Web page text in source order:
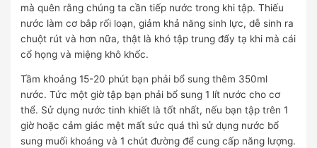
mà quên rằng chúng ta cần tiếp nước trong khi tập. Thiếu
nước làm cơ bắp rối loạn, giảm khả năng sinh lực, dễ sinh ra
chuột rút và hơn nữa, thật là khó tập trung đẩy tạ khi mà cái
cổ họng và miệng khô khốc.
Tầm khoảng 15-20 phút bạn phải bổ sung thêm 350ml
nước. Tức một giờ tập bạn phải bổ sung 1 lít nước cho cơ
thể. Sử dụng nước tinh khiết là tốt nhất, nếu bạn tập trên 1
giờ hoặc cảm giác mệt mất sức quá thì sử dụng nước bổ
sung muối khoáng và 1 chút đường để cung cấp năng lượng.